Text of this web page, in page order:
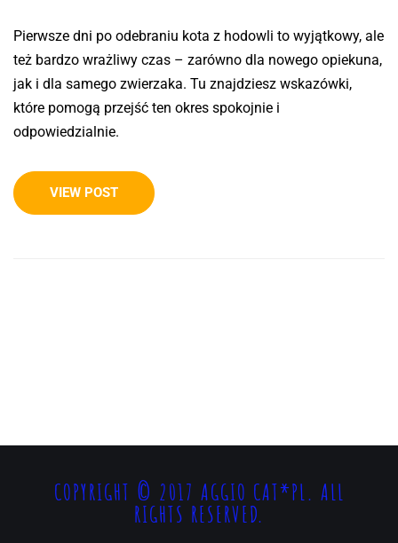
Pierwsze dni po odebraniu kota z hodowli to wyjątkowy, ale
też bardzo wrażliwy czas – zarówno dla nowego opiekuna,
jak i dla samego zwierzaka. Tu znajdziesz wskazówki,
które pomogą przejść ten okres spokojnie i
odpowiedzialnie.
VIEW POST
COPYRIGHT © 2017 AGGIO CAT*PL. ALL
RIGHTS RESERVED.